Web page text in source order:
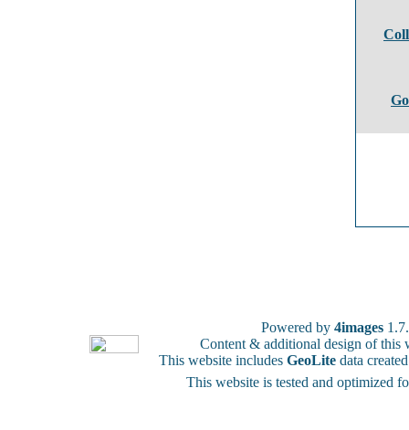
Powered by 4images
Content & additional design of
This website includes GeoLite data
This website is tested and optimized